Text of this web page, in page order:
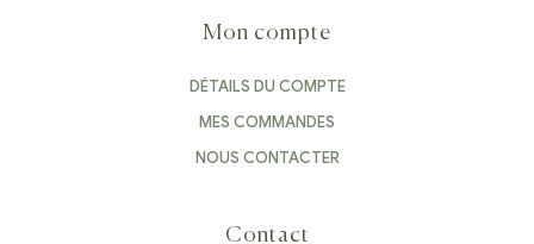
Mon compte
DÉTAILS DU COMPTE
MES COMMANDES
NOUS CONTACTER
Contact